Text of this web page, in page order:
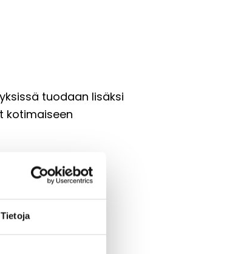
Tietoja
tuodaan lisäksi
kotimaiseen